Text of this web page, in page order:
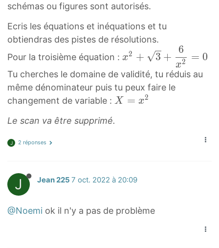
schémas ou figures sont autorisés.
Ecris les équations et inéquations et tu
obtiendras des pistes de résolutions.
Pour la troisième équation : x
+
3
+
x
+
x2 + 3 +
x2
6
= 0
Tu cherches le domaine de validité, tu réduis au
même dénominateur puis tu peux faire le
changement de variable : X
x
X = x2
Le scan va être supprimé.
J 2 réponses
J Jean 225 7 oct. 2022 à 20:09
@Noemi ok il n'y a pas de problème